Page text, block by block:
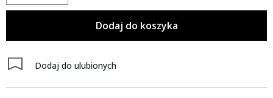
Dodaj do koszyka
Dodaj do ulubionych